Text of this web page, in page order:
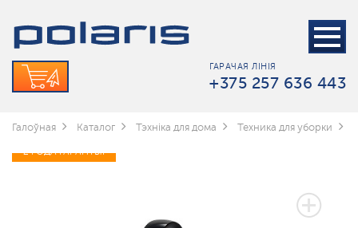
ГАРАЧАЯ ЛІНІЯ
+375 257 636 443
Галоўная Каталог Тэхніка для дома Техника для уборки
2 ГОДА ГАРАНТЫІ